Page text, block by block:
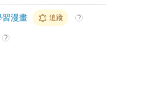
習漫畫 追蹤 ?
?